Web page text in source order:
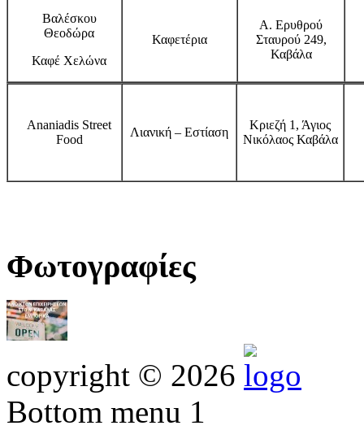
Βαλέσκου
Θεοδώρα
Καφέ Χελώνα
Καφετέρια
Α. Ερυθρού
Σταυρού 249,
Καβάλα
Ananiadis Street
Food
Λιανική – Εστίαση
Κριεζή 1, Άγιος
Νικόλαος Καβάλα
Φωτογραφίες
copyright © 2026
Bottom menu 1